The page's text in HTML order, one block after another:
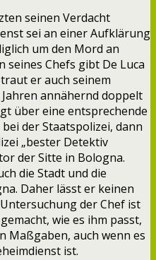
seinen Verdacht
sei an einer Aufklärung
um den Mord an
seines Chefs gibt De Luca
er auch seinem
annähernd doppelt
über eine entsprechende
der Staatspolizei, dann
„bester Detektiv
der Sitte in Bologna.
die Stadt und die
Daher lässt er keinen
der Chef ist
wie es ihm passt,
Maßgaben, auch wenn es
ist.